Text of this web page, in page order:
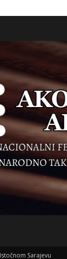
Sarajevu